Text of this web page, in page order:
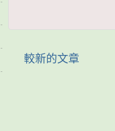
較新的文章